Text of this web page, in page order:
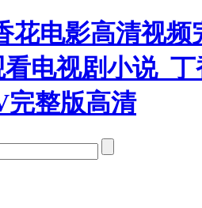
花电影高清视
电视剧小说_
完整版高清